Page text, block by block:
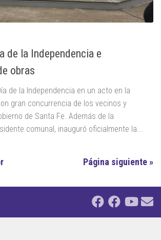
de la Independencia e
obras
de la Independencia en un acto en la
gran concurrencia de los vecinos y
de Santa Fe. Además de la
comunal, inauguró oficialmente la...
Página siguiente »